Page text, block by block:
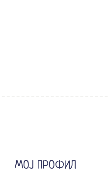
МОЈ ПРОФИЛ